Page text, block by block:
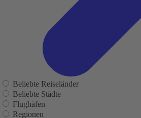
Beliebte Reiseländer
Beliebte Städte
Flughäfen
Regionen